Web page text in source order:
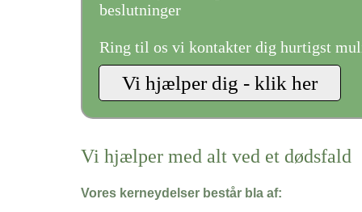
beslutninger
Ring til os vi kontakter dig hurtigst
Vi hjælper med alt ved et dødsfald
Vores kerneydelser består bla af: